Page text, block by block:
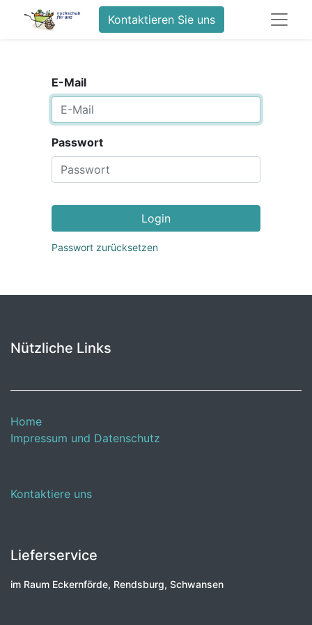
Kontaktieren Sie uns
E-Mail
Passwort
Login
Passwort zurücksetzen
Nützliche Links
Home
Impressum und Datenschutz
Kontaktiere uns
Lieferservice
im Raum Eckernförde, Rendsburg, Schwansen